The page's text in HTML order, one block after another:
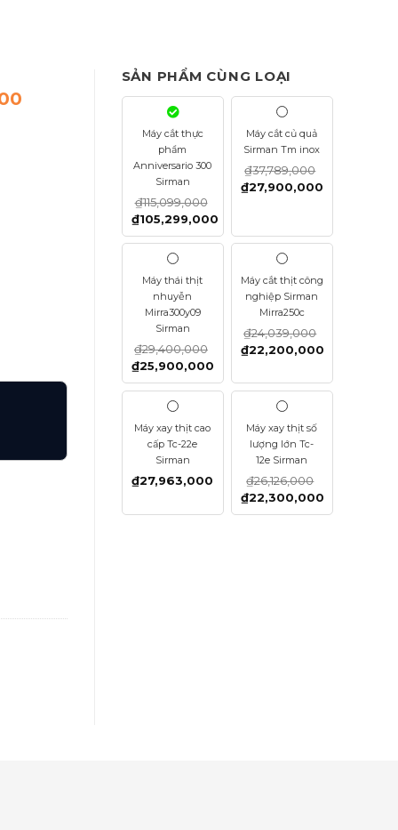
SẢN PHẨM CÙNG LOẠI
Máy cắt thực
phẩm
Anniversario 300
Sirman
₫115,099,000
₫105,299,000
Máy cắt củ quả
Sirman Tm inox
₫37,789,000
₫27,900,000
Máy thái thịt
nhuyễn
Mirra300y09
Sirman
₫29,400,000
₫25,900,000
Máy cắt thịt công
nghiệp Sirman
Mirra250c
₫24,039,000
₫22,200,000
Máy xay thịt cao
cấp Tc-22e
Sirman
₫27,963,000
Máy xay thịt số
lượng lớn Tc-
12e Sirman
₫26,126,000
₫22,300,000